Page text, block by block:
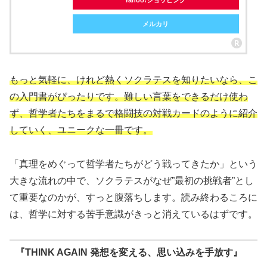
メルカリ
もっと気軽に、けれど熱くソクラテスを知りたいなら、こ
の入門書がぴったりです。難しい言葉をできるだけ使わ
ず、哲学者たちをまるで格闘技の対戦カードのように紹介
していく、ユニークな一冊です。
「真理をめぐって哲学者たちがどう戦ってきたか」という
大きな流れの中で、ソクラテスがなぜ”最初の挑戦者”とし
て重要なのかが、すっと腹落ちします。読み終わるころに
は、哲学に対する苦手意識がきっと消えているはずです。
『THINK AGAIN 発想を変える、思い込みを手放す』